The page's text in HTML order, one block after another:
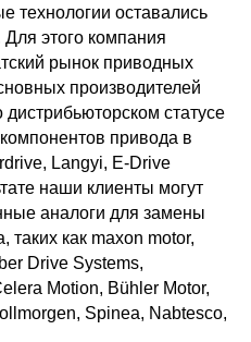
технологии оставались
этого компания
рынок приводных
производителей
статусе
привода в
Langyi, E-Drive
наши клиенты могут
аналоги для замены
как maxon motor,
Drive Systems,
Motion, Bühler Motor,
Spinea, Nabtesco,